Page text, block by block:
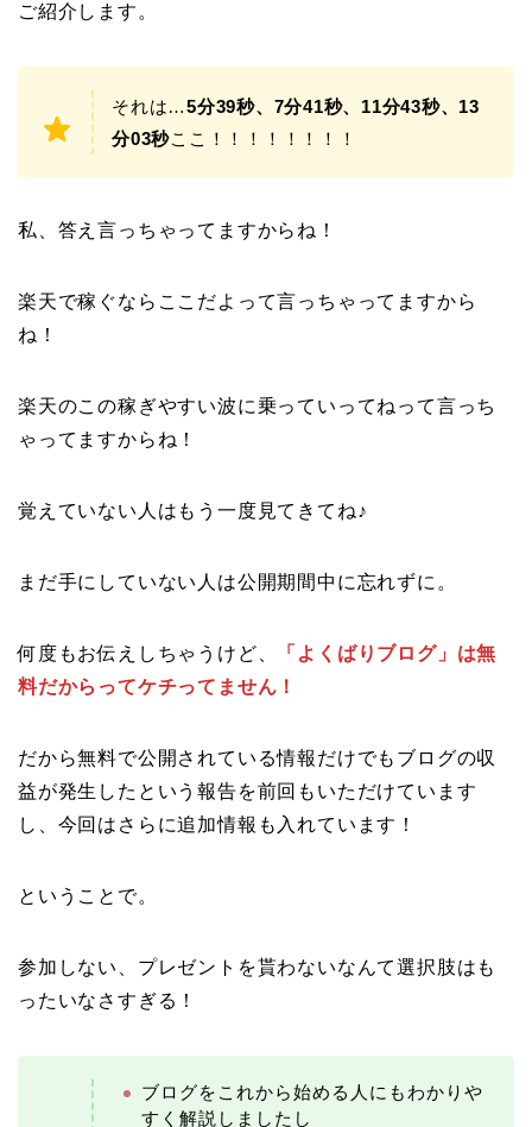
ご紹介します。
それは…5分39秒、7分41秒、11分43秒、13
分03秒ここ！！！！！！！！
私、答え言っちゃってますからね！
楽天で稼ぐならここだよって言っちゃってますから
ね！
楽天のこの稼ぎやすい波に乗っていってねって言っち
ゃってますからね！
覚えていない人はもう一度見てきてね♪
まだ手にしていない人は公開期間中に忘れずに。
何度もお伝えしちゃうけど、
「よくばりブログ」は無
料だからってケチってません！
だから無料で公開されている情報だけでもブログの収
益が発生したという報告を前回もいただけています
し、今回はさらに追加情報も入れています！
ということで。
参加しない、プレゼントを貰わないなんて選択肢はも
ったいなさすぎる！
ブログをこれから始める人にもわかりや
すく解説しましたし